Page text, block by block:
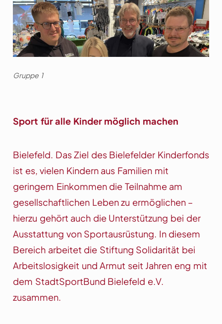
Gruppe 1
Sport für alle Kinder möglich machen
Bielefeld. Das Ziel des Bielefelder Kinderfonds
ist es, vielen Kindern aus Familien mit
geringem Einkommen die Teilnahme am
gesellschaftlichen Leben zu ermöglichen –
hierzu gehört auch die Unterstützung bei der
Ausstattung von Sportausrüstung. In diesem
Bereich arbeitet die Stiftung Solidarität bei
Arbeitslosigkeit und Armut seit Jahren eng mit
dem StadtSportBund Bielefeld e.V.
zusammen.